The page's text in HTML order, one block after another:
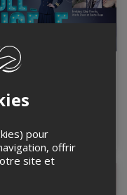
Full Gisèle!
Mado, Montréal,
pour
offrir
site et